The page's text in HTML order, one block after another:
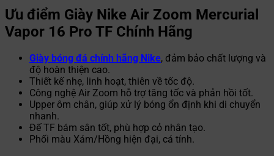
Ưu điểm Giày Nike Air Zoom Mercurial
Vapor 16 Pro TF Chính Hãng
Giày bóng đá chính hãng Nike, đảm bảo chất lượng và
độ hoàn thiện cao.
Thiết kế nhẹ, linh hoạt, thiên về tốc độ.
Công nghệ Air Zoom hỗ trợ tăng tốc và phản hồi tốt.
Upper ôm chân, giúp xử lý bóng ổn định khi di chuyển
nhanh.
Đế TF bám sân tốt, phù hợp cỏ nhân tạo.
Phối màu Xám/Hồng hiện đại, cá tính.